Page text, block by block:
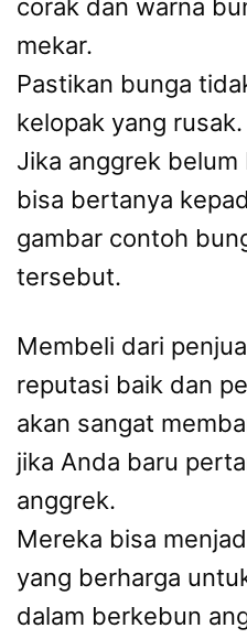
corak dan warna
mekar.
Pastikan bunga
kelopak yang rusak.
Jika anggrek
bisa bertanya
gambar contoh
tersebut.
Membeli dari
reputasi baik dan
akan sangat
jika Anda baru
anggrek.
Mereka bisa
yang berharga
dalam berkebun